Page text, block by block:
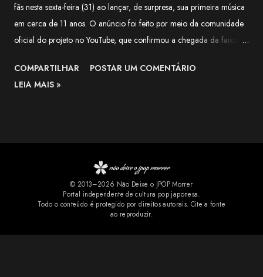
fãs nesta sexta-feira (31) ao lançar, de surpresa, sua primeira música
em cerca de 11 anos. O anúncio foi feito por meio da comunidade
oficial do projeto no YouTube, que confirmou a chegada da faixa às
para quem aguardava novidades da artista há mais de uma década.
Segundo o comunicado, a música é uma versão de Halloween de
do projeto solo de Tomoko Kawase. A novidade rapidamente
repercutiu entre os fãs. Nos comentários do YouTube, muitos
comemoraram a chegada da faixa aos serviços de streaming e
pediram que outras músicas relacionadas ao projeto também sejam
disponibilizadas oficialmente. Também não f...
COMPARTILHAR
POSTAR UM COMENTÁRIO
LEIA MAIS »
© 2013–2026 Não Deixe o JPOP Morrer
Portal independente de cultura pop japonesa.
Todo o conteúdo é protegido por direitos autorais. Cite a fonte
ao reproduzir.